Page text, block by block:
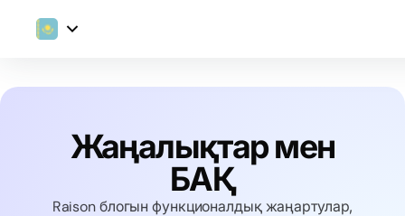
Жаңалықтар мен
БАҚ
Raison блогын функционалдық жаңартулар,